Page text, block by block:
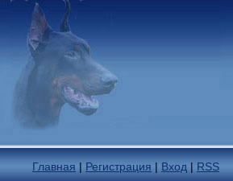
Главная | Регистрация | Вход | RSS